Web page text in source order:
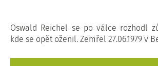
Oswald Reichel se po válce rozhodl
kde se opět oženil. Zemřel 27.06.1979 v